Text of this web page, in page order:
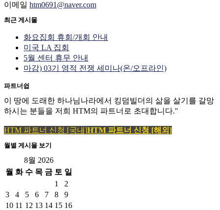
이메일 htm0691@naver.com
최근 게시물
화요집회 휴회/개회 안내
미국 LA 집회
5월 센터 휴무 안내
마감) 03기 영적 전쟁 세미나(온/오프라인)
파트너쉽
이 땅에 도래한 하나님나라에서 킹덤빌더의 삶을 살기를 갈망
하시는 분들을 저희 HTM의 파트너로 초대합니다."
HTM 파트너 신청 [국내]HTM 파트너 신청 [해외]
월별 게시물 보기
8월 2026
월 화 수 목 금 토 일
1
2
3
4 5 6 7 8
9
10 11 12 13 14 15 16